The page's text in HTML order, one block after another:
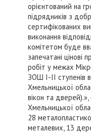
орієнтований на
підрядників з
сертифікованих
виконання
комітетом буде
запечатані цінові
робіт у межах
ЗОШ І-ІІ ступенів
Хмельницької
вікон та дверей).»,
Хмельницької
28
металевих, 13